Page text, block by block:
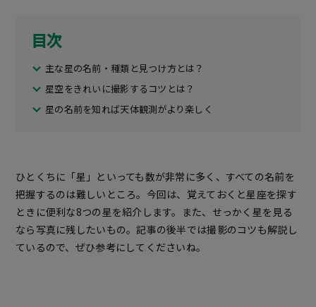
目次
主な星の名前・種類と見つけ方とは？
星空をきれいに撮影するコツとは？
星の名前を知れば天体観測がより楽しく
ひとくちに「星」といっても数が非常に多く、すべての名前を
把握するのは難しいところ。今回は、覚えておくと星座を探す
ときに便利な8つの星を紹介します。また、せっかく星を見る
なら写真に残したいもの。記事の後半では撮影のコツも解説し
ているので、ぜひ参考にしてくださいね。